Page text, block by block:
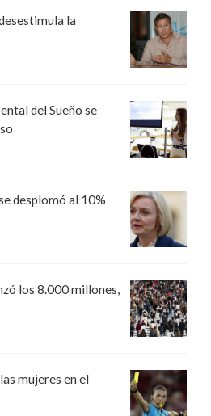
la
del Sueño se
desplomó al 10%
los 8.000 millones,
mujeres en el